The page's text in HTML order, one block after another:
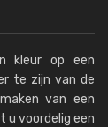
kleur op een
te zijn van de
van een
u voordelig een